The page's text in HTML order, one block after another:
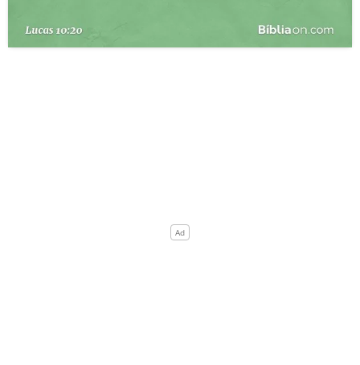
TERMO BÍBLICO